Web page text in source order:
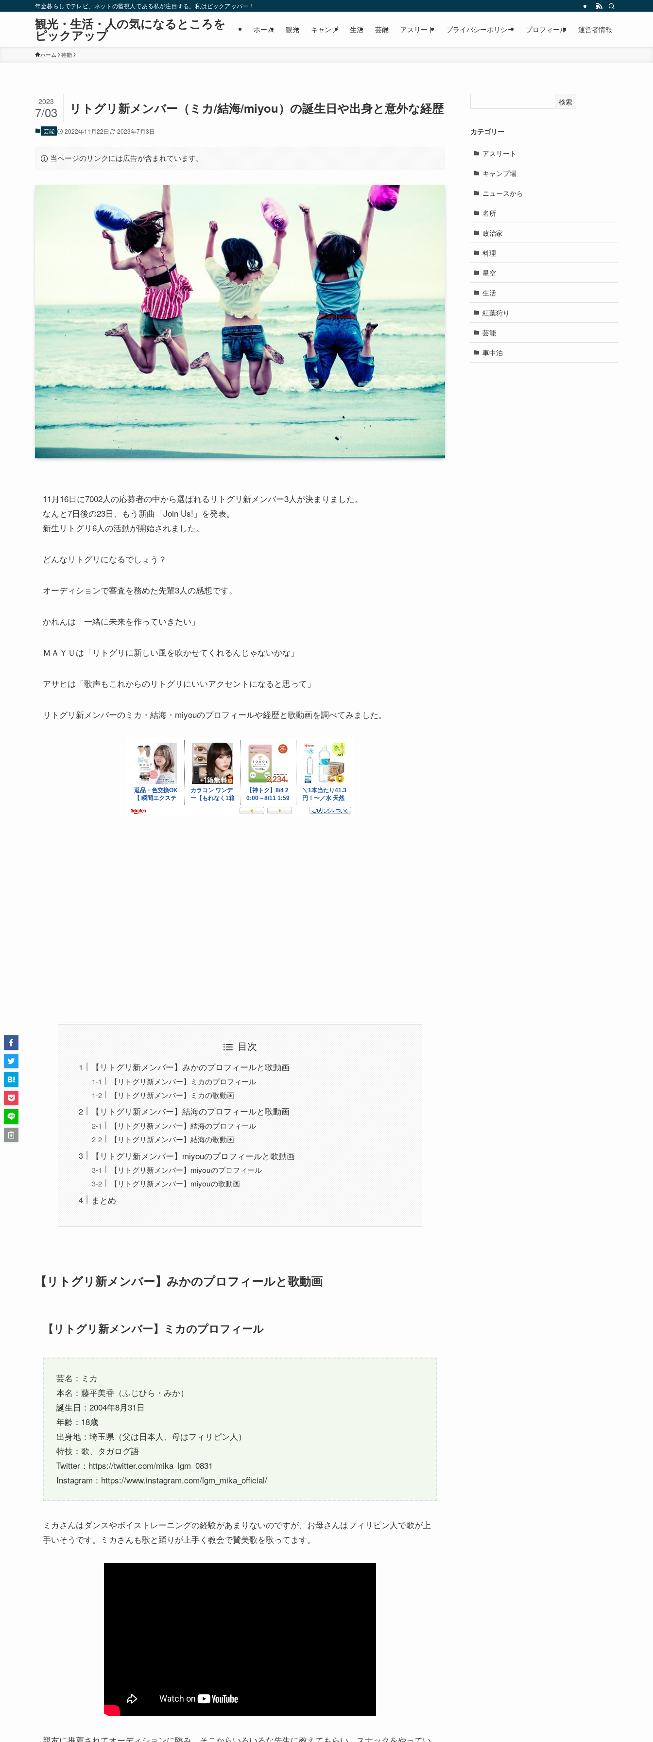
年金暮らしでテレビ、ネットの監視人である私が注目する。私はピックアッパー！
観光・生活・人の気になるところを
ピックアップ ホーム 観光 キャンプ 生活 芸能 アスリート プライバシーポリシー プロフィール 運営者情報
ホーム 芸能
リトグリ新メンバー（ミカ/結海/miyou）の誕生日や出身と意外な経歴
2023
7/03
芸能 2022年11月22日 2023年7月3日
当ページのリンクには広告が含まれています。
11月16日に7002人の応募者の中から選ばれるリトグリ新メンバー3人が決まりました。
なんと7日後の23日、もう新曲「Join Us!」を発表。
新生リトグリ6人の活動が開始されました。
どんなリトグリになるでしょう？
オーディションで審査を務めた先輩3人の感想です。
かれんは「一緒に未来を作っていきたい」
ＭＡＹＵは「リトグリに新しい風を吹かせてくれるんじゃないかな」
アサヒは「歌声もこれからのリトグリにいいアクセントになると思って」
リトグリ新メンバーのミカ・結海・miyouのプロフィールや経歴と歌動画を調べてみました。
目次
【リトグリ新メンバー】みかのプロフィールと歌動画
【リトグリ新メンバー】ミカのプロフィール
【リトグリ新メンバー】ミカの歌動画
【リトグリ新メンバー】結海のプロフィールと歌動画
【リトグリ新メンバー】結海のプロフィール
【リトグリ新メンバー】結海の歌動画
【リトグリ新メンバー】miyouのプロフィールと歌動画
【リトグリ新メンバー】miyouのプロフィール
【リトグリ新メンバー】miyouの歌動画
まとめ
【リトグリ新メンバー】みかのプロフィールと歌動画
【リトグリ新メンバー】ミカのプロフィール
芸名：ミカ
本名：藤平美香（ふじひら・みか）
誕生日：2004年8月31日
年齢：18歳
出身地：埼玉県（父は日本人、母はフィリピン人）
特技：歌、タガログ語
Twitter：https://twitter.com/mika_lgm_0831
Instagram：https://www.instagram.com/lgm_mika_official/
ミカさんはダンスやボイストレーニングの経験があまりないのですが、お母さんはフィリピン人で歌が上
手いそうです。ミカさんも歌と踊りが上手く教会で賛美歌を歌ってます。
検索
カテゴリー
アスリート
キャンプ場
ニュースから
名所
政治家
料理
星空
生活
紅葉狩り
芸能
車中泊